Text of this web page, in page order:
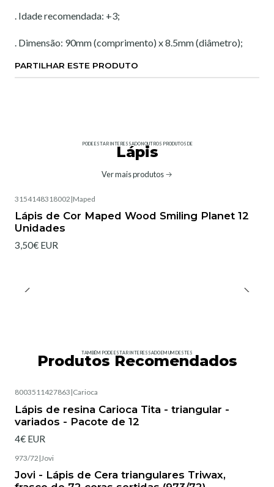
. Idade recomendada: +3;
. Dimensão: 90mm (comprimento) x 8.5mm (diâmetro);
PARTILHAR ESTE PRODUTO
PODE ESTAR INTERESSADO NOUTROS PRODUTOS DE
Lápis
Ver mais produtos
3154148318002 |Maped
Lápis de Cor Maped Wood Smiling Planet 12
Unidades
3,50€ EUR
TAMBÉM PODE ESTAR INTERESSADO EM UM DESTES
Produtos Recomendados
8003511427863 |Carioca
Lápis de resina Carioca Tita - triangular -
variados - Pacote de 12
4€ EUR
973/72 | Jovi
Jovi - Lápis de Cera triangulares Triwax,